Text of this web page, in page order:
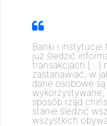
Banki i instytucje
już śledzić
transakcjach […]
zastanawiać, w
dane osobowe
wykorzystywane,
sposób rząd
stanie śledzić
wszystkich